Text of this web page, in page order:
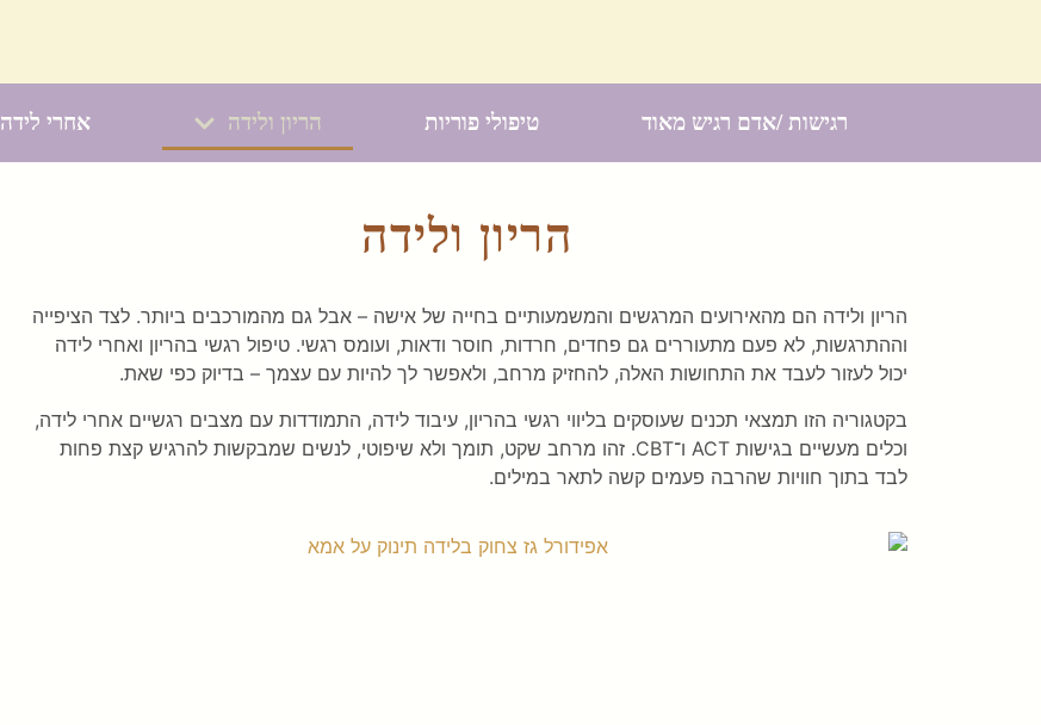
רגישות /אדם רגיש מאוד טיפולי פוריות הריון ולידה אחרי לידה
הריון ולידה
הריון ולידה הם מהאירועים המרגשים והמשמעותיים בחייה של אישה – אבל גם מהמורכבים ביותר. לצד הציפייה
וההתרגשות, לא פעם מתעוררים גם פחדים, חרדות, חוסר ודאות, ועומס רגשי. טיפול רגשי בהריון ואחרי לידה
יכול לעזור לעבד את התחושות האלה, להחזיק מרחב, ולאפשר לך להיות עם עצמך – בדיוק כפי שאת.
בקטגוריה הזו תמצאי תכנים שעוסקים בליווי רגשי בהריון, עיבוד לידה, התמודדות עם מצבים רגשיים אחרי לידה,
וכלים מעשיים בגישות ACT ו־CBT. זהו מרחב שקט, תומך ולא שיפוטי, לנשים שמבקשות להרגיש קצת פחות
לבד בתוך חוויות שהרבה פעמים קשה לתאר במילים.